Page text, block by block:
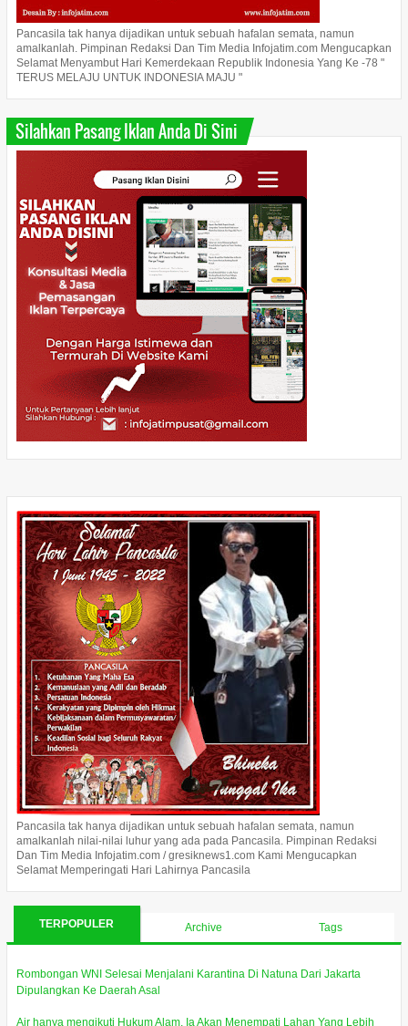
Pancasila tak hanya dijadikan untuk sebuah hafalan semata, namun
amalkanlah. Pimpinan Redaksi Dan Tim Media Infojatim.com Mengucapkan
Selamat Menyambut Hari Kemerdekaan Republik Indonesia Yang Ke -78 "
TERUS MELAJU UNTUK INDONESIA MAJU "
Silahkan Pasang Iklan Anda Di Sini
Pancasila tak hanya dijadikan untuk sebuah hafalan semata, namun
amalkanlah nilai-nilai luhur yang ada pada Pancasila. Pimpinan Redaksi
Dan Tim Media Infojatim.com / gresiknews1.com Kami Mengucapkan
Selamat Memperingati Hari Lahirnya Pancasila
TERPOPULER Archive Tags
Rombongan WNI Selesai Menjalani Karantina Di Natuna Dari Jakarta
Dipulangkan Ke Daerah Asal
Air hanya mengikuti Hukum Alam, Ia Akan Menempati Lahan Yang Lebih